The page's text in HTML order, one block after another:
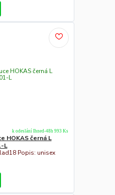
HOKAS černá L
L
Popis: unisex
k odeslání Ihned-48h 993 Ks